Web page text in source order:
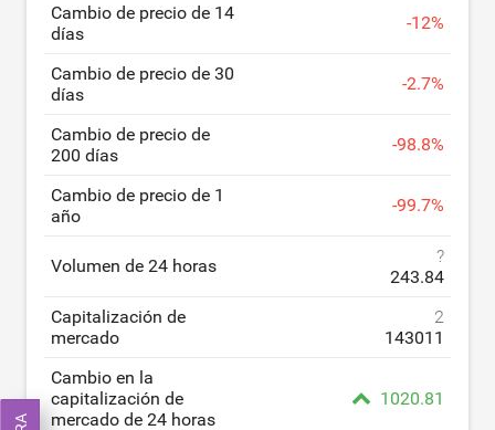
Cambio de precio de 14
días
-12%
Cambio de precio de 30
días
-2.7%
Cambio de precio de
200 días
-98.8%
Cambio de precio de 1
año
-99.7%
Volumen de 24 horas
?
243.84
Capitalización de
mercado
2
143011
Cambio en la
capitalización de
mercado de 24 horas
1020.81